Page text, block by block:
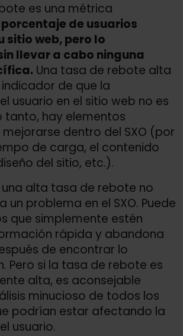
es una métrica
de usuarios
sitio web, pero lo
llevar a cabo ninguna
Una tasa de rebote alta
de que la
usuario en el sitio web no es
tanto, hay elementos
dentro del SXO (por
de carga, el contenido
del sitio, etc.).
una alta tasa de rebote no
un problema en el SXO. Puede
que simplemente estén
rápida y abandona
de encontrar lo
Pero si la tasa de rebote es
alta, es aconsejable
minucioso de todos los
podrían estar afectando la
usuario.